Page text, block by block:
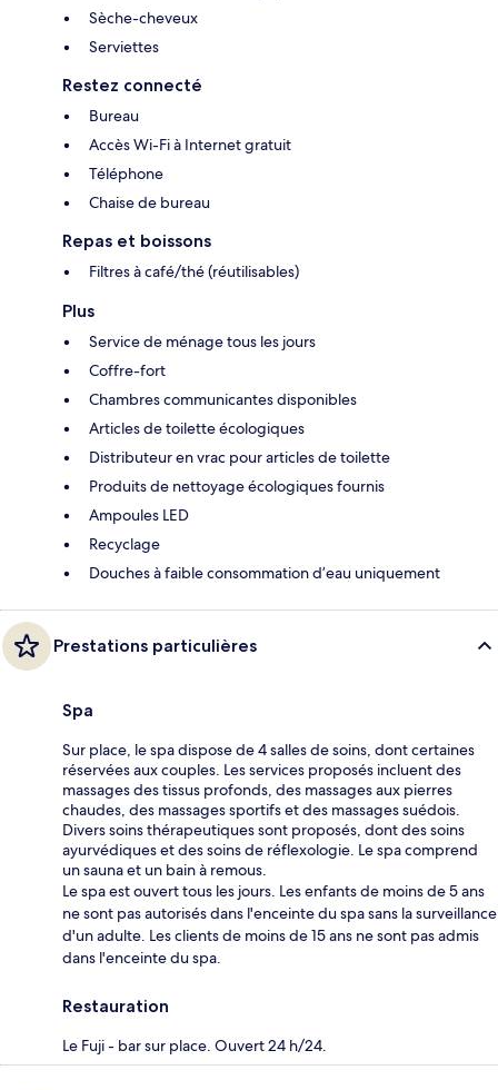
Sèche-cheveux
Serviettes
Restez connecté
Bureau
Accès Wi-Fi à Internet gratuit
Téléphone
Chaise de bureau
Repas et boissons
Filtres à café/thé (réutilisables)
Plus
Service de ménage tous les jours
Coffre-fort
Chambres communicantes disponibles
Articles de toilette écologiques
Distributeur en vrac pour articles de toilette
Produits de nettoyage écologiques fournis
Ampoules LED
Recyclage
Douches à faible consommation d’eau uniquement
Prestations particulières
Spa
Sur place, le spa dispose de 4 salles de soins, dont certaines
réservées aux couples. Les services proposés incluent des
massages des tissus profonds, des massages aux pierres
chaudes, des massages sportifs et des massages suédois.
Divers soins thérapeutiques sont proposés, dont des soins
ayurvédiques et des soins de réflexologie. Le spa comprend
un sauna et un bain à remous.
Le spa est ouvert tous les jours. Les enfants de moins de 5 ans
ne sont pas autorisés dans l'enceinte du spa sans la surveillance
d'un adulte. Les clients de moins de 15 ans ne sont pas admis
dans l'enceinte du spa.
Restauration
Le Fuji - bar sur place. Ouvert 24 h/24.